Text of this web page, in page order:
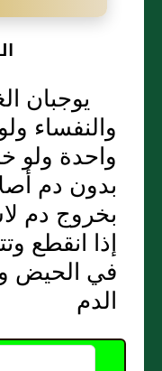
يوجبان
والنفساء
واحدة ولو
بدون دم
بخروج دم
إذا انقطع
في الحيض
الدم